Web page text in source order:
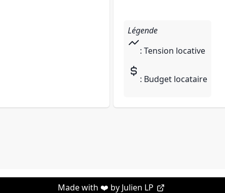
Légende
: Tension locative
: Budget locataire
Made with ❤️ by Julien LP